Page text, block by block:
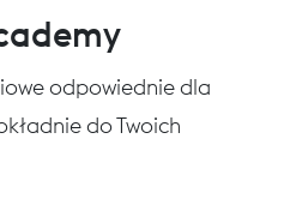
odpowiednie dla
do Twoich